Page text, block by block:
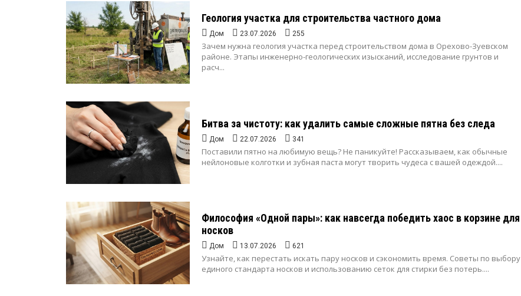
Геология участка для строительства частного дома
Дом 23.07.2026 255
Зачем нужна геология участка перед строительством дома в Орехово-Зуевском
районе. Этапы инженерно-геологических изысканий, исследование грунтов и
расч...
Битва за чистоту: как удалить самые сложные пятна без следа
Дом 22.07.2026 341
Поставили пятно на любимую вещь? Не паникуйте! Рассказываем, как обычные
нейлоновые колготки и зубная паста могут творить чудеса с вашей одеждой....
Философия «Одной пары»: как навсегда победить хаос в корзине для
носков
Дом 13.07.2026 621
Узнайте, как перестать искать пару носков и сэкономить время. Советы по выбору
единого стандарта носков и использованию сеток для стирки без потерь....